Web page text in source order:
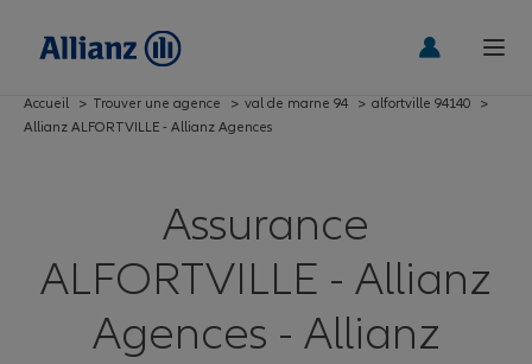
Accueil > Trouver une agence > val de marne 94 > alfortville 94140 >
Allianz ALFORTVILLE - Allianz Agences
Assurance
ALFORTVILLE - Allianz
Agences - Allianz